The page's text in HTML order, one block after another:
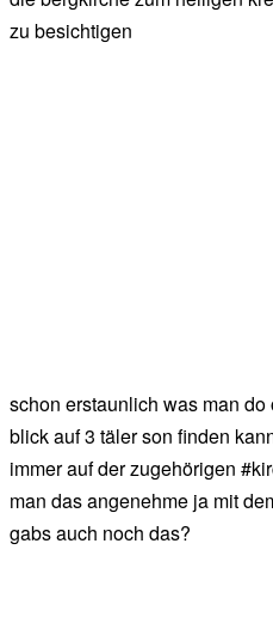
zu besichtigen
schon erstaunlich was man
blick auf 3 täler son finden
immer auf der zugehörigen
man das angenehme ja mit
gabs auch noch das?